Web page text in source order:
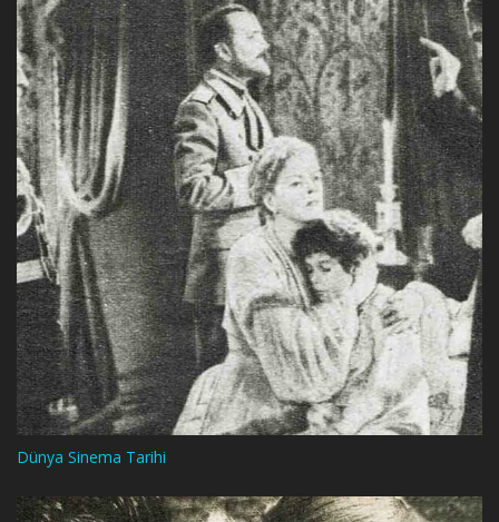
Dünya Sinema Tarihi